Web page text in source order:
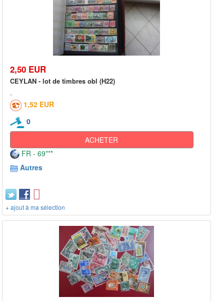
2,50 EUR
CEYLAN - lot de timbres obl (H22)
1,52 EUR
0
ACHETER
FR - 69***
Autres
+ ajout à ma sélection